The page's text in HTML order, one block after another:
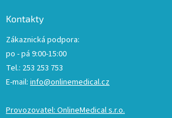
Kontakty
Zákaznická podpora:
po - pá 9:00-15:00
Tel.: 253 253 753
E-mail: info@onlinemedical.cz
Provozovatel: OnlineMedical s.r.o.